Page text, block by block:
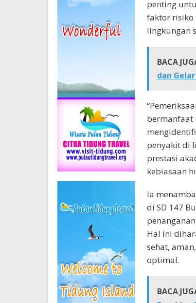
penting
faktor risiko
lingkungan
BACA
dan
bermanfaat
penyakit di
prestasi
kebiasaan
Ia
di SD 147
Hal ini
sehat,
optimal.
BACA